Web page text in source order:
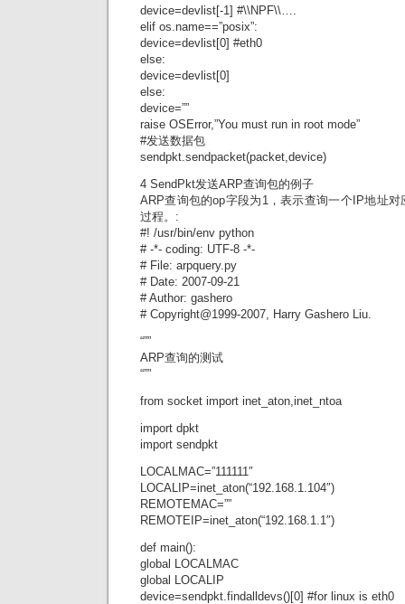
device=devlist[-1] #\\NPF\\….
elif os.name==”posix”:
device=devlist[0] #eth0
else:
device=devlist[0]
else:
device=””
raise OSError,”You must run in root mode”
#发送数据包
sendpkt.sendpacket(packet,device)
4 SendPkt发送ARP查询包的例子
ARP查询包的op字段为1，表示查询一个IP地址
过程。:
#! /usr/bin/env python
# -*- coding: UTF-8 -*-
# File: arpquery.py
# Date: 2007-09-21
# Author: gashero
# Copyright@1999-2007, Harry Gashero Liu.
“””
ARP查询的测试
“””
from socket import inet_aton,inet_ntoa
import dpkt
import sendpkt
LOCALMAC=”111111″
LOCALIP=inet_aton(“192.168.1.104″)
REMOTEMAC=””
REMOTEIP=inet_aton(“192.168.1.1″)
def main():
global LOCALMAC
global LOCALIP
device=sendpkt.findalldevs()[0] #for linux is eth0